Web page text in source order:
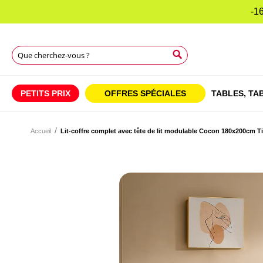
-
Rechercher
PETITS PRIX OFFRES SPÉCIALES TABLES,
Accueil Lit-coffre complet avec tête de lit modulable Cocon 180x200cm